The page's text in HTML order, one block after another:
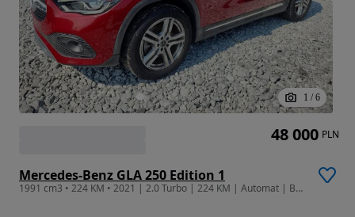
1 / 6
Mercedes-Benz GLA 250 Edition 1
1991 cm3 • 224 KM • 2021 | 2.0 Turbo | 224 KM | Automat | Bogata Wersja
48 000 PLN